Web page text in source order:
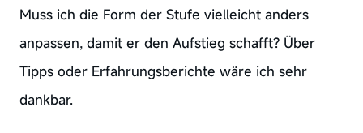
Muss ich die Form der Stufe vielleicht anders
anpassen, damit er den Aufstieg schafft? Über
Tipps oder Erfahrungsberichte wäre ich sehr
dankbar.